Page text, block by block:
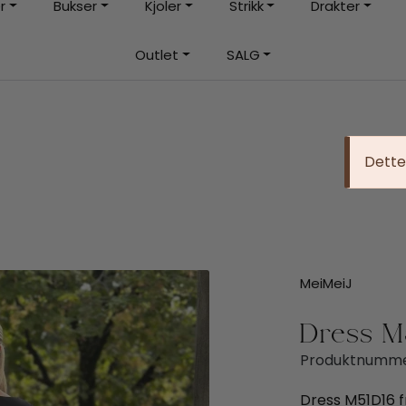
Rask levering med DHL eller Bring
Bukser Kjoler Strikk Drakter
Outlet SALG
MeiMeiJ
Dress